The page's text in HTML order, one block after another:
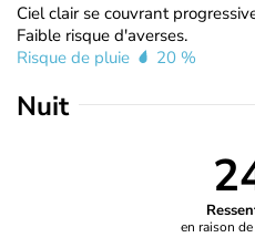
Ciel clair se couvrant
Faible risque d'averses.
Risque de pluie
20 %
Nuit
en raison